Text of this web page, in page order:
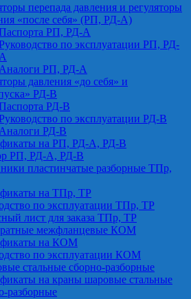
перепада давления и регуляторы
«после себя» (РП, РД-А)
РП, РД-А
по эксплуатации РП, РД-
А
Аналоги РП, РД-А
давления «до себя» и
РД-В
РД-В
по эксплуатации РД-В
Аналоги РД-В
на РП, РД-А, РД-В
РП, РД-А, РД-В
пластинчатые разборные ТПр,
на ТПр, ТР
по эксплуатации ТПр, ТР
лист для заказа ТПр, ТР
межфланцевые КОМ
на КОМ
по эксплуатации КОМ
стальные сборно-разборные
на краны шаровые стальные
разборные